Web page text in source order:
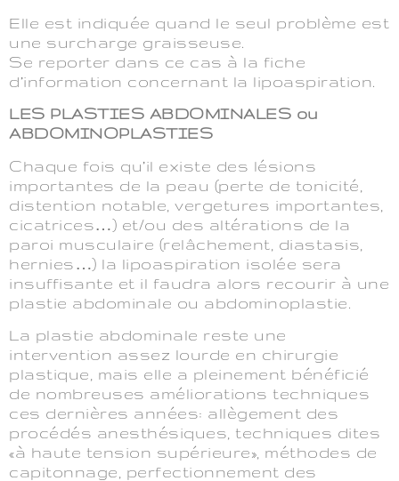
Elle est indiquée quand le seul problème est
une surcharge graisseuse.
Se reporter dans ce cas à la fiche
d’information concernant la lipoaspiration.
LES PLASTIES ABDOMINALES ou
ABDOMINOPLASTIES
Chaque fois qu’il existe des lésions
importantes de la peau (perte de tonicité,
distention notable, vergetures importantes,
cicatrices…) et/ou des altérations de la
paroi musculaire (relâchement, diastasis,
hernies…) la lipoaspiration isolée sera
insuffisante et il faudra alors recourir à une
plastie abdominale ou abdominoplastie.
La plastie abdominale reste une
intervention assez lourde en chirurgie
plastique, mais elle a pleinement bénéficié
de nombreuses améliorations techniques
ces dernières années: allègement des
procédés anesthésiques, techniques dites
«à haute tension supérieure», méthodes de
capitonnage, perfectionnement des